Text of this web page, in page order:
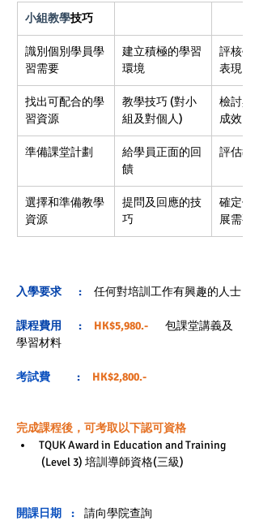
小組教學技巧
識別個別學員學
習需要
建立積極的學習
環境
評核學
表現
找出可配合的學
習資源
教學技巧 (對小
組及對個人)
檢討與
成效
準備課堂計劃
給學員正面的回
饋
評估教
選擇和準備教學
資源
提問及回應的技
巧
確定個
展需要
入學要求       : 任何對培訓工作有興趣的人士
課程費用       : HK$5,980.- 包課堂講義及
學習材料
考試費 : HK$2,800.-
完成課程後，可考取以下認可資格
TQUK Award in Education and Training
(Level 3) 培訓導師資格(三級)
開課日期    : 請向學院查詢